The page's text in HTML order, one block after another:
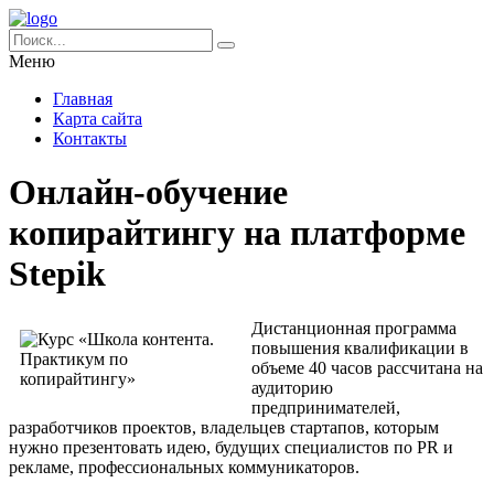
Меню
Главная
Карта сайта
Контакты
Онлайн-обучение
копирайтингу на платформе
Stepik
Дистанционная программа
повышения квалификации в
объеме 40 часов рассчитана на
аудиторию
предпринимателей,
разработчиков проектов, владельцев стартапов, которым
нужно презентовать идею, будущих специалистов по PR и
рекламе, профессиональных коммуникаторов.